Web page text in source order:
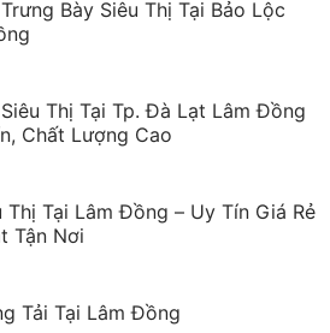
Bày Siêu Thị Tại Bảo Lộc
Thị Tại Tp. Đà Lạt Lâm Đồng
Chất Lượng Cao
Thị Tại Lâm Đồng – Uy Tín Giá Rẻ
Tận Nơi
Tải Tại Lâm Đồng